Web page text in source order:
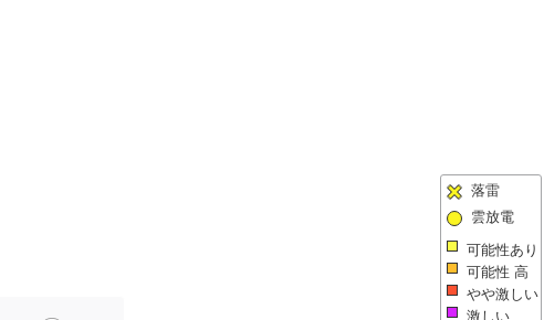
落雷
雲放電
可能性あり
可能性 高
やや激しい
激しい